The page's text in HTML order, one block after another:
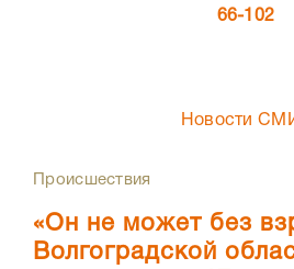
66-102
Новости
Происшествия
«Он не может без
Волгоградской